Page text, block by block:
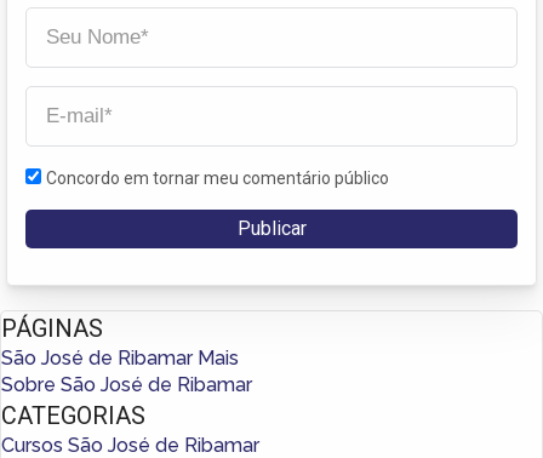
Concordo em tornar meu comentário público
PÁGINAS
São José de Ribamar Mais
Sobre São José de Ribamar
CATEGORIAS
Cursos São José de Ribamar